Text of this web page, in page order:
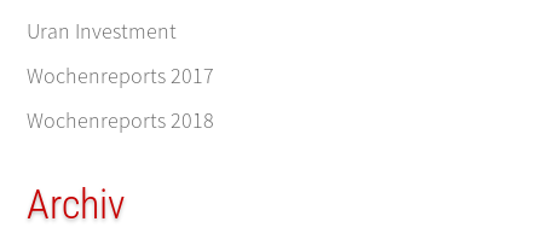
Uran Investment
Wochenreports 2017
Wochenreports 2018
Archiv